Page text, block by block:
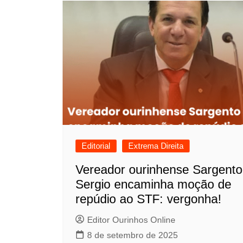
Editorial Extrema Direita
Vereador ourinhense Sargento
Sergio encaminha moção de
repúdio ao STF: vergonha!
Editor Ourinhos Online
8 de setembro de 2025